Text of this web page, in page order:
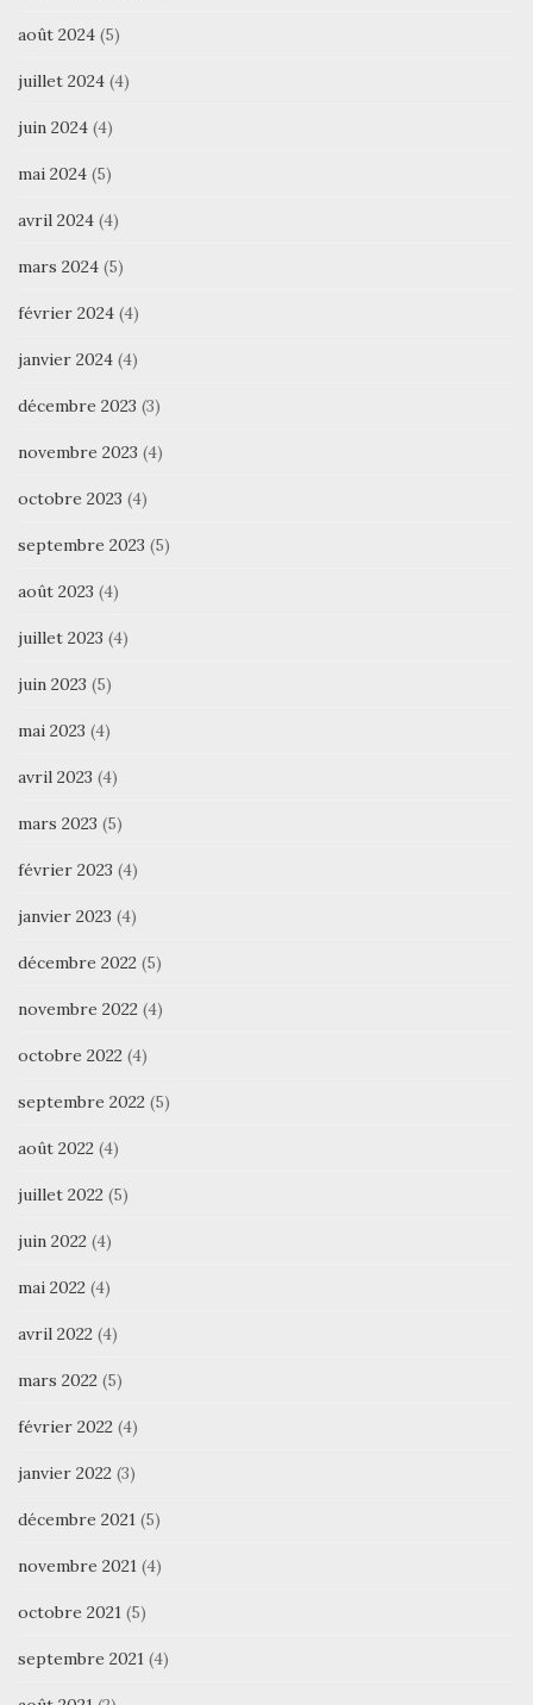
août 2024 (5)
juillet 2024 (4)
juin 2024 (4)
mai 2024 (5)
avril 2024 (4)
mars 2024 (5)
février 2024 (4)
janvier 2024 (4)
décembre 2023 (3)
novembre 2023 (4)
octobre 2023 (4)
septembre 2023 (5)
août 2023 (4)
juillet 2023 (4)
juin 2023 (5)
mai 2023 (4)
avril 2023 (4)
mars 2023 (5)
février 2023 (4)
janvier 2023 (4)
décembre 2022 (5)
novembre 2022 (4)
octobre 2022 (4)
septembre 2022 (5)
août 2022 (4)
juillet 2022 (5)
juin 2022 (4)
mai 2022 (4)
avril 2022 (4)
mars 2022 (5)
février 2022 (4)
janvier 2022 (3)
décembre 2021 (5)
novembre 2021 (4)
octobre 2021 (5)
septembre 2021 (4)